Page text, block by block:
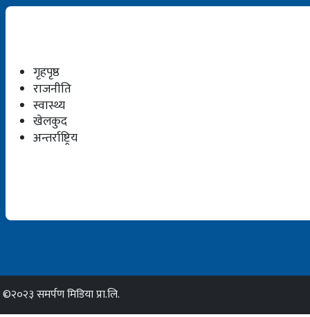
गृहपृष्ठ
राजनीति
स्वास्थ्य
खेलकुद
अन्तर्राष्ट्रिय
©२०२३ समर्पण मिडिया प्रा.लि.